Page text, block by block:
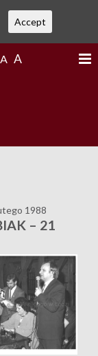
A A
1988
– 21
Accept